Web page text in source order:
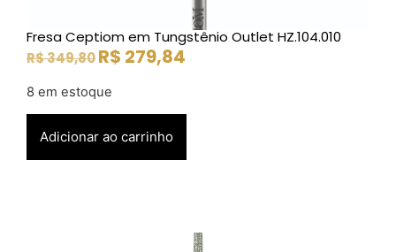
Fresa Ceptiom em Tungstênio Outlet HZ.104.010
R$349,80R$ 279,84
8 em estoque
Adicionar ao carrinho